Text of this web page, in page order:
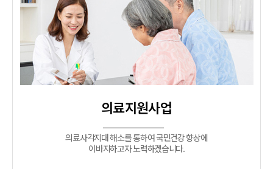
의료지원사업
의료사각지대 해소를 통하여 국민건강 향상에
이바지하고자 노력하겠습니다.